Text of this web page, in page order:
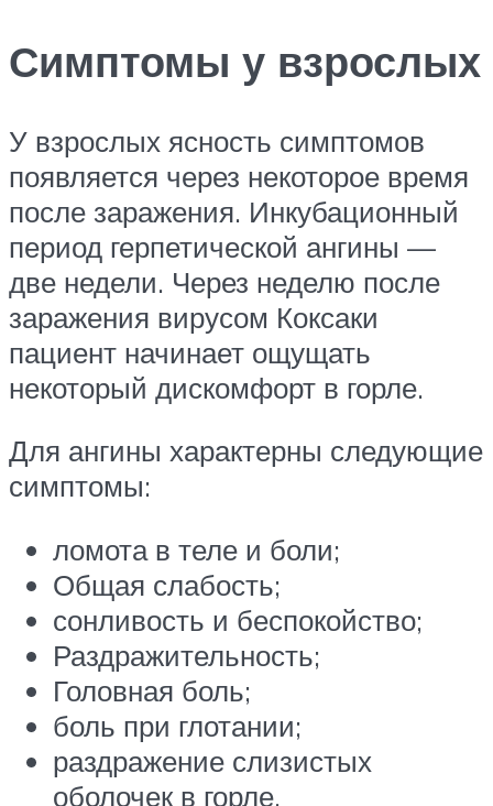
Симптомы у взрослых
У взрослых ясность симптомов
появляется через некоторое время
после заражения. Инкубационный
период герпетической ангины —
две недели. Через неделю после
заражения вирусом Коксаки
пациент начинает ощущать
некоторый дискомфорт в горле.
Для ангины характерны следующие
симптомы:
ломота в теле и боли;
Общая слабость;
сонливость и беспокойство;
Раздражительность;
Головная боль;
боль при глотании;
раздражение слизистых
оболочек в горле.